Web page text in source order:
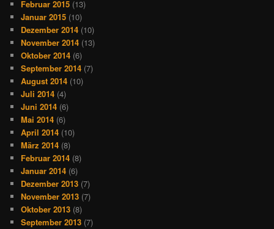
Februar 2015 (13)
Januar 2015 (10)
Dezember 2014 (10)
November 2014 (13)
Oktober 2014 (6)
September 2014 (7)
August 2014 (10)
Juli 2014 (4)
Juni 2014 (6)
Mai 2014 (6)
April 2014 (10)
März 2014 (8)
Februar 2014 (8)
Januar 2014 (6)
Dezember 2013 (7)
November 2013 (7)
Oktober 2013 (8)
September 2013 (7)